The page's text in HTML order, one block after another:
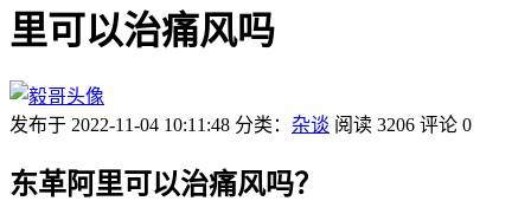
里可以治痛风吗
发布于 2022-11-04 10:11:48 分类： 杂谈 阅读 3206 评论 0
东革阿里可以治痛风吗？